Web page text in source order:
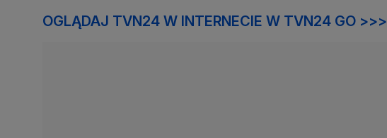
OGLĄDAJ TVN24 W INTERNECIE W TVN24 GO >>>